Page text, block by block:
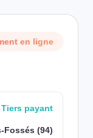
en ligne
Tiers payant
Fossés (94)